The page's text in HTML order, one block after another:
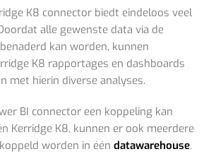
K8 connector biedt eindeloos veel
alle gewenste data via de
kan worden, kunnen
K8 rapportages en dashboards
met hierin diverse analyses.
BI connector een koppeling kan
Kerridge K8, kunnen er ook meerdere
worden in één datawarehouse.